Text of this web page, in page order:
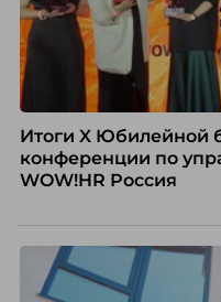
Итоги X Юбилейной
конференции по
WOW!HR Россия